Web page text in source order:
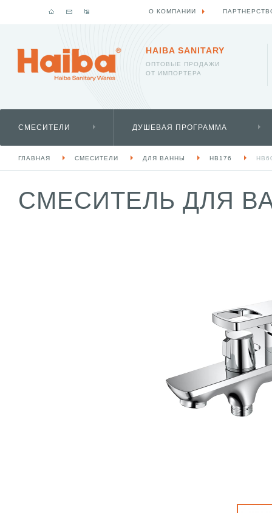
HAIBA SANITARY
ОПТОВЫЕ ПРОДАЖИ
ОТ ИМПОРТЕРА
СМЕСИТЕЛИ ДУШЕВАЯ ПРОГРАММА
ГЛАВНАЯ СМЕСИТЕЛИ ДЛЯ ВАННЫ HB176
СМЕСИТЕЛЬ ДЛЯ
О КОМПАНИИ